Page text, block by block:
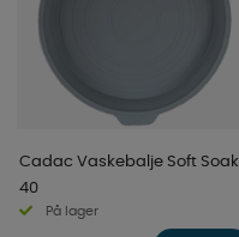
Cadac Vaskebalje Soft Soak
40
På lager